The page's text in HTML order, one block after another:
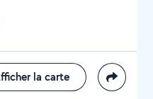
la carte